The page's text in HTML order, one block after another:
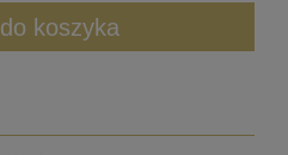
do koszyka